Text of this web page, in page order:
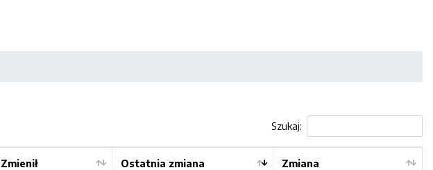
Szukaj:
Zmienił Ostatnia zmiana Zmiana